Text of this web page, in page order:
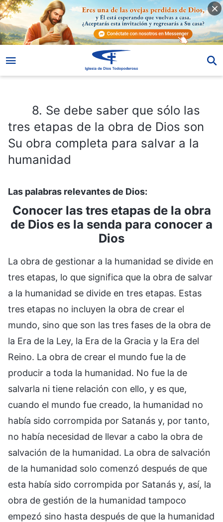
8. Se debe saber que sólo las
tres etapas de la obra de Dios son
Su obra completa para salvar a la
humanidad
Las palabras relevantes de Dios:
Conocer las tres etapas de la obra
de Dios es la senda para conocer a
Dios
La obra de gestionar a la humanidad se divide en
tres etapas, lo que significa que la obra de salvar
a la humanidad se divide en tres etapas. Estas
tres etapas no incluyen la obra de crear el
mundo, sino que son las tres fases de la obra de
la Era de la Ley, la Era de la Gracia y la Era del
Reino. La obra de crear el mundo fue la de
producir a toda la humanidad. No fue la de
salvarla ni tiene relación con ello, y es que,
cuando el mundo fue creado, la humanidad no
había sido corrompida por Satanás y, por tanto,
no había necesidad de llevar a cabo la obra de
salvación de la humanidad. La obra de salvación
de la humanidad solo comenzó después de que
esta había sido corrompida por Satanás y, así, la
obra de gestión de la humanidad tampoco
empezó sino hasta después de que la humanidad